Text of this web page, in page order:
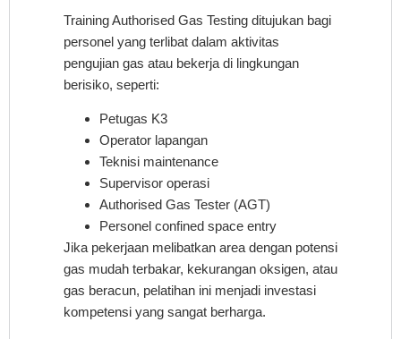
Training Authorised Gas Testing ditujukan bagi
personel yang terlibat dalam aktivitas
pengujian gas atau bekerja di lingkungan
berisiko, seperti:
Petugas K3
Operator lapangan
Teknisi maintenance
Supervisor operasi
Authorised Gas Tester (AGT)
Personel confined space entry
Jika pekerjaan melibatkan area dengan potensi
gas mudah terbakar, kekurangan oksigen, atau
gas beracun, pelatihan ini menjadi investasi
kompetensi yang sangat berharga.